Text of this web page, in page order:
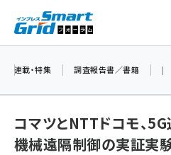
ン
スマート
連載・特集 調査報告書／書籍 |
コマツとNTTドコモ、
機械遠隔制御の実証実